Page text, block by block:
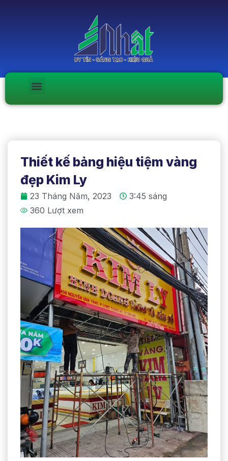
Thiết kế bảng hiệu tiệm vàng
đẹp Kim Ly
23 Tháng Năm, 2023
3:45 sáng
360 Lượt xem